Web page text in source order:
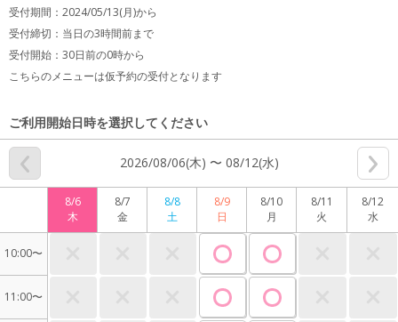
受付期間：2024/05/13(月)から
受付締切： 当日の3時間前まで
受付開始： 30日前の0時から
こちらのメニューは仮予約の受付となります
ご利用開始日時を選択してください
2026/08/06(木) 〜 08/12(水)
8/6
木
8/7
金
8/8
土
8/9
日
8/10
月
8/11
火
8/12
水
10:00〜
11:00〜